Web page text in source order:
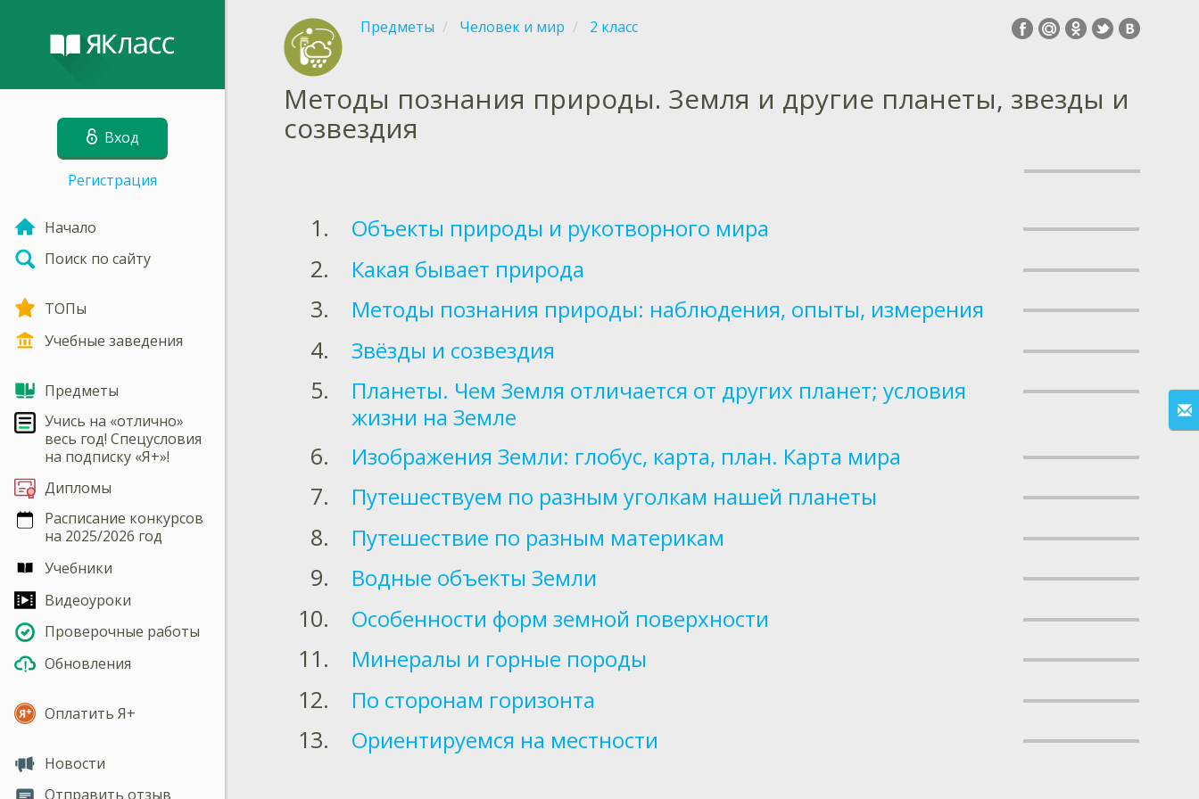
Вход
Регистрация
Начало
Поиск по сайту
ТОПы
Учебные заведения
Предметы
Учись на «отлично»
весь год! Спецусловия
на подписку «Я+»!
Дипломы
Расписание конкурсов
на 2025/2026 год
Учебники
Видеоуроки
Проверочные работы
Обновления
Оплатить Я+
Новости
Отправить отзыв
Предметы Человек и мир 2 класс
Методы познания природы. Земля и другие планеты, звезды и
созвездия
Объекты природы и рукотворного мира
Какая бывает природа
Методы познания природы: наблюдения, опыты, измерения
Звёзды и созвездия
Планеты. Чем Земля отличается от других планет; условия
жизни на Земле
Изображения Земли: глобус, карта, план. Карта мира
Путешествуем по разным уголкам нашей планеты
Путешествие по разным материкам
Водные объекты Земли
Особенности форм земной поверхности
Минералы и горные породы
По сторонам горизонта
Ориентируемся на местности